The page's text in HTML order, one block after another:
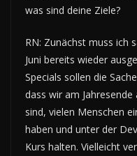
was sind deine Ziele?
RN: Zunächst muss ich
Juni bereits wieder
Specials sollen die
dass wir am
sind, vielen Menschen
haben und unter der
Kurs halten. Vielleicht